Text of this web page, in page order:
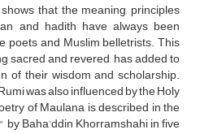
that the meaning, principles
and hadith have always been
poets and Muslim belletrists. This
sacred and revered, has added to
of their wisdom and scholarship.
was also influenced by the Holy
of Maulana is described in the
Baha'ddin Khorramshahi in five